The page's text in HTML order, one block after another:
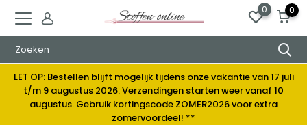
0 0
LET OP: Bestellen blijft mogelijk tijdens onze vakantie van 17 juli
t/m 9 augustus 2026. Verzendingen starten weer vanaf 10
augustus. Gebruik kortingscode ZOMER2026 voor extra
zomervoordeel! **